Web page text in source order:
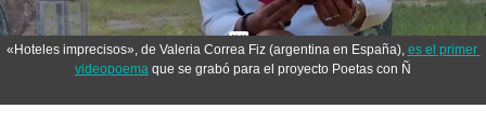
«Hoteles imprecisos», de Valeria Correa Fiz (argentina en España), es el primer
videopoema que se grabó para el proyecto Poetas con Ñ